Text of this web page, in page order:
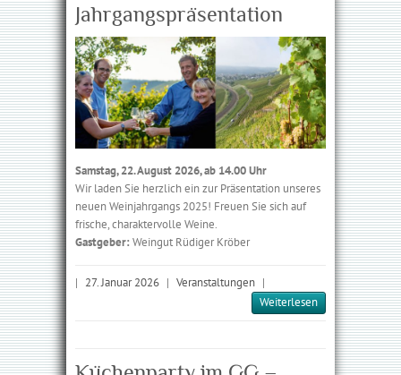
Jahrgangs­präsentation
Samstag, 22. August 2026, ab 14.00 Uhr
Wir laden Sie herzlich ein zur Präsen­tation unseres
neuen Weinjahrgangs 2025! Freuen Sie sich auf
frische, charaktervolle Weine.
Gastgeber: Weingut Rüdiger Kröber
| 27. Januar 2026 | Veranstaltungen |
Weiterlesen